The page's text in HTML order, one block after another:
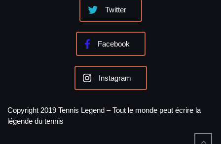
Twitter
Facebook
Instagram
Copyright 2019 Tennis Legend – Tout le monde peut écrire la
légende du tennis